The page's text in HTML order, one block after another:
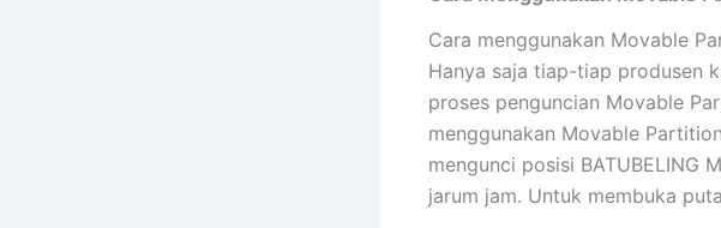
Cara menggunakan Movable
Hanya saja tiap-tiap produsen
proses penguncian Movable
menggunakan Movable
mengunci posisi BATUBELING
jarum jam. Untuk membuka